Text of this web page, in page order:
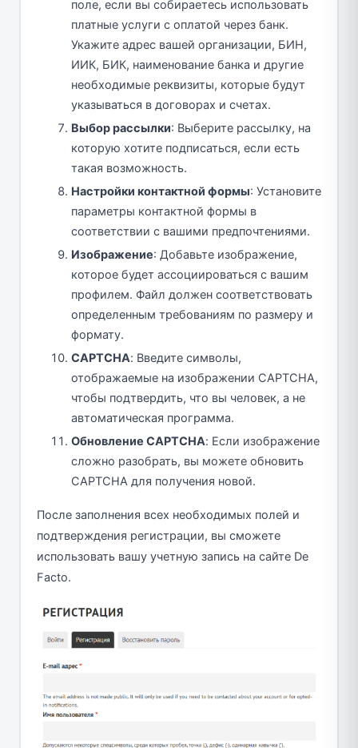
поле, если вы собираетесь использовать
платные услуги с оплатой через банк.
Укажите адрес вашей организации, БИН,
ИИК, БИК, наименование банка и другие
необходимые реквизиты, которые будут
указываться в договорах и счетах.
Выбор рассылки: Выберите рассылку, на
которую хотите подписаться, если есть
такая возможность.
Настройки контактной формы: Установите
параметры контактной формы в
соответствии с вашими предпочтениями.
Изображение: Добавьте изображение,
которое будет ассоциироваться с вашим
профилем. Файл должен соответствовать
определенным требованиям по размеру и
формату.
CAPTCHA: Введите символы,
отображаемые на изображении CAPTCHA,
чтобы подтвердить, что вы человек, а не
автоматическая программа.
Обновление CAPTCHA: Если изображение
сложно разобрать, вы можете обновить
CAPTCHA для получения новой.
После заполнения всех необходимых полей и
подтверждения регистрации, вы сможете
использовать вашу учетную запись на сайте De
Facto.